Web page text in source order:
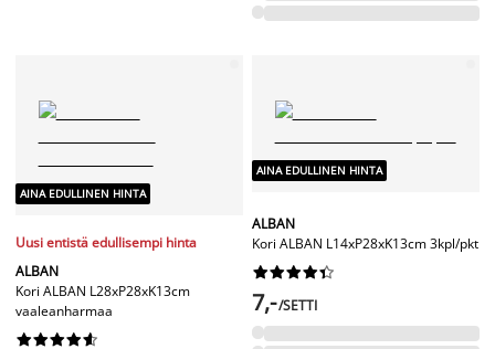
AINA EDULLINEN HINTA
Uusi entistä edullisempi hinta
ALBAN
Kori ALBAN L28xP28xK13cm
vaaleanharmaa






AINA EDULLINEN HINTA
ALBAN
Kori ALBAN L14xP28xK13cm 3kpl/pkt






7,-/SETTI